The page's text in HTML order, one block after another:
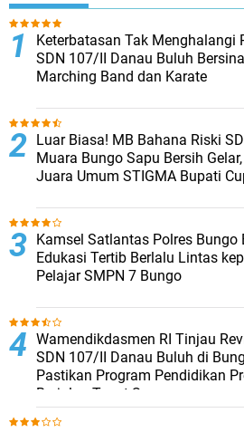
Keterbatasan Tak Menghalangi
SDN 107/II Danau Buluh
Marching Band dan Karate
Luar Biasa! MB Bahana Riski
Muara Bungo Sapu Bersih
Juara Umum STIGMA Bupati
Kamsel Satlantas Polres Bungo
Edukasi Tertib Berlalu Lintas
Pelajar SMPN 7 Bungo
Wamendikdasmen RI Tinjau
SDN 107/II Danau Buluh di
Pastikan Program Pendidikan
Berjalan Tepat Sasaran